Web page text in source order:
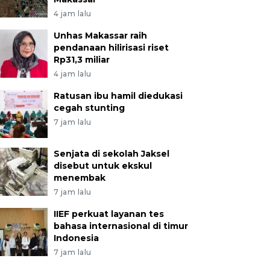
4 jam lalu
Unhas Makassar raih
pendanaan hilirisasi riset
Rp31,3 miliar
4 jam lalu
Ratusan ibu hamil diedukasi
cegah stunting
7 jam lalu
Senjata di sekolah Jaksel
disebut untuk ekskul
menembak
7 jam lalu
IIEF perkuat layanan tes
bahasa internasional di timur
Indonesia
7 jam lalu